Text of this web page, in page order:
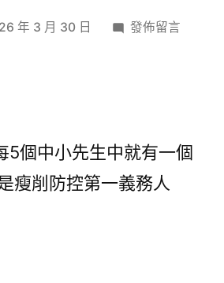
年 3 月 30 日
在
先
生
發佈留言
中小先生中就有一個
瘦削防控第一義務人